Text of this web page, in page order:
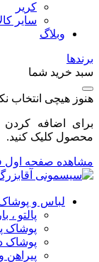
کریر
سایر
وبلاگ
برندها
سبد خرید شما
هنوز هیچی انتخاب
برای اضافه
محصول کلیک کنید.
مشاهده صفحه اول
لباس و
پالتو ،
پوشاک
پوشاک
پیراهن